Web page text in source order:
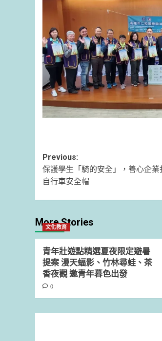
Post
navigation
Previous:
保護學生「騎的安全」，善心企
自行車安全帽
More Stories
文化教育
青年壯遊點精選夏夜限定避暑
提案 漫天蝠影、竹林尋蛙、茶
香夜觀 邀青年暮色出發
0